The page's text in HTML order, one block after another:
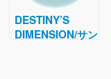
DESTINY’S
DIMENSION/サン